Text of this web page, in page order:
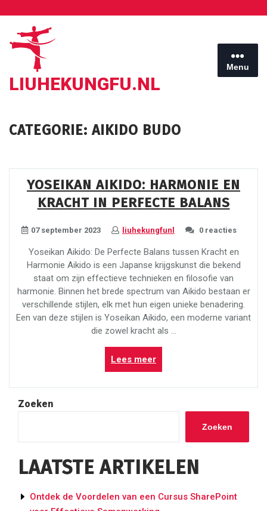
inhoud
LIUHEKUNGFU.NL
Menu
CATEGORIE:AIKIDO BUDO
YOSEIKAN AIKIDO: HARMONIE EN
KRACHT IN PERFECTE BALANS
07 september 2023 liuhekungfunl 0 reacties
Yoseikan Aikido: De Perfecte Balans tussen Kracht en
Harmonie Aikido is een Japanse krijgskunst die bekend
staat om zijn effectieve technieken en filosofie van
harmonie. Binnen het brede spectrum van Aikido bestaan er
verschillende stijlen, elk met hun eigen unieke benadering.
Een van deze stijlen is Yoseikan Aikido, een moderne variant
die zowel kracht als …
Lees meer“Yoseikan
Aikido:
Harmonie
Kracht
Zoeken
Zoeken
LAATSTE ARTIKELEN
Ontdek de Voordelen van een Cursus SharePoint